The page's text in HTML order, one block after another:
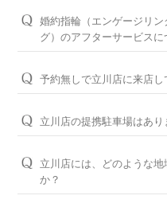
ートさせていただきます
パーフェクトフィットカ
パーフェクトフィット
に余裕を持ってご準備い
お急ぎの場合はコンシェ
案内が可能ですのでお気
ご来店予約はこちら
婚約指輪（エンゲージリ
グ）のアフターサービスに
ただけるように、無期限
「永久保証サービス」を
お近くの銀座ダイヤモン
ださい。
＜銀座ダイヤモンドシラ
「サイズ直し」「歪み直し
グ」「再つや消し加工」
予約無しで立川店に来店し
WEBでの来店予約がおすす
ジリング）・結婚指輪（マ
には3,000円分のギフトカ
立川店の提携駐車場はあり
携しております。
※当店ご滞在時間（上限2
立川店には、どのような
か？